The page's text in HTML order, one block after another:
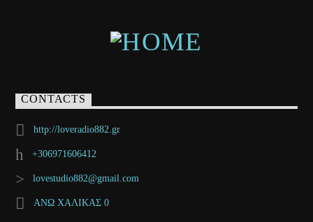
CONTACTS
http://loveradio882.gr
+306971606412
lovestudio882@gmail.com
ΑΝΩ ΧΑΛΙΚΑΣ 0